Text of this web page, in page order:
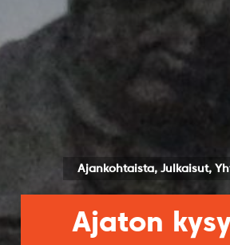
Ajankohtaista, Julkaisut,
Ajaton